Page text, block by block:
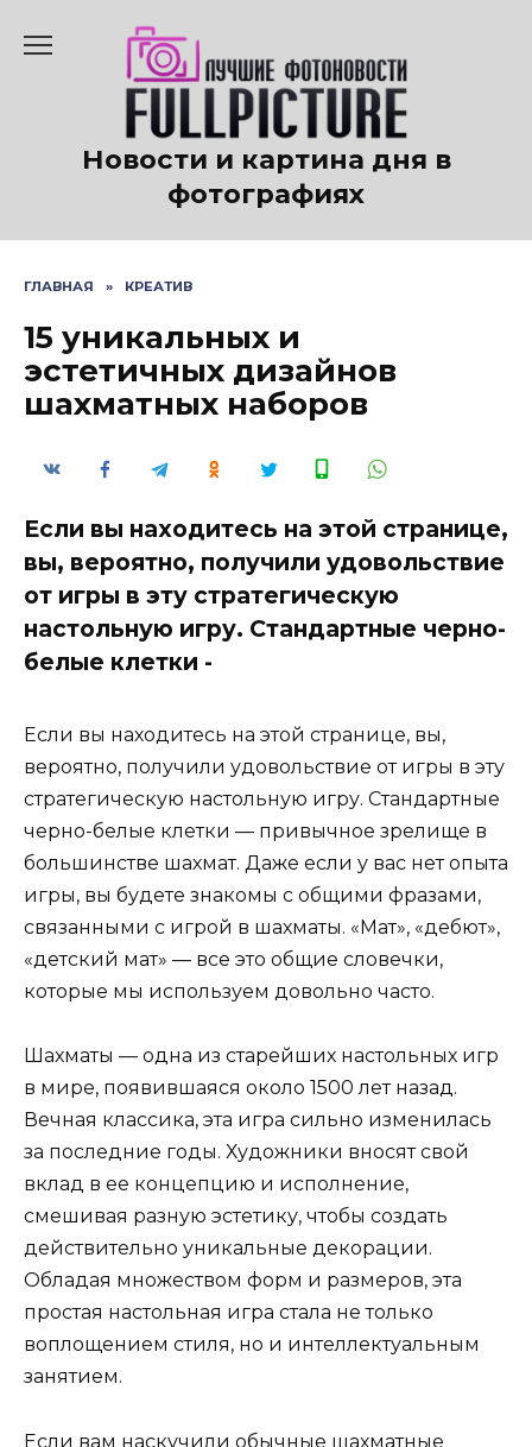
содержанию
Новости и картина дня в
фотографиях
ГЛАВНАЯ » КРЕАТИВ
15 уникальных и
эстетичных дизайнов
шахматных наборов
Если вы находитесь на этой странице,
вы, вероятно, получили удовольствие
от игры в эту стратегическую
настольную игру. Стандартные черно-
белые клетки -
Если вы находитесь на этой странице, вы,
вероятно, получили удовольствие от игры в эту
стратегическую настольную игру. Стандартные
черно-белые клетки — привычное зрелище в
большинстве шахмат. Даже если у вас нет опыта
игры, вы будете знакомы с общими фразами,
связанными с игрой в шахматы. «Мат», «дебют»,
«детский мат» — все это общие словечки,
которые мы используем довольно часто.
Шахматы — одна из старейших настольных игр
в мире, появившаяся около 1500 лет назад.
Вечная классика, эта игра сильно изменилась
за последние годы. Художники вносят свой
вклад в ее концепцию и исполнение,
смешивая разную эстетику, чтобы создать
действительно уникальные декорации.
Обладая множеством форм и размеров, эта
простая настольная игра стала не только
воплощением стиля, но и интеллектуальным
занятием.
Если вам наскучили обычные шахматные